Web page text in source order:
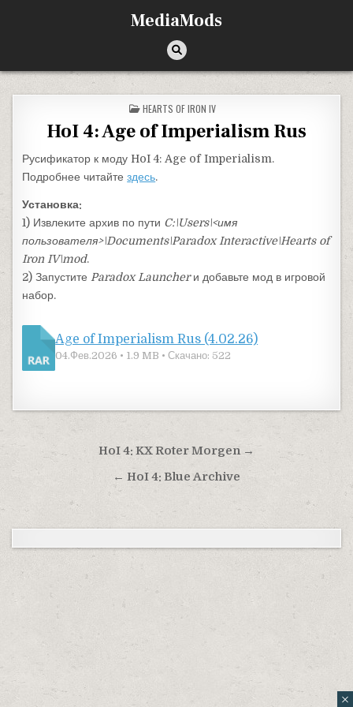
MediaMods
ОПУБЛИКОВАНО В
HEARTS OF IRON IV
HoI 4: Age of Imperialism Rus
Русификатор к моду HoI 4: Age of Imperialism.
Подробнее читайтездесь.
Установка:
1) Извлеките архив по пути C:\Users\<имя
пользователя>\Documents\Paradox Interactive\Hearts of
Iron IV\mod.
2) Запустите Paradox Launcherи добавьте мод в игровой
набор.
Age of Imperialism Rus (4.02.26)
04.Фев.2026 • 1.9 MB • Скачано: 522
Навигация по записям
HoI 4: KX Roter Morgen →
← HoI 4: Blue Archive